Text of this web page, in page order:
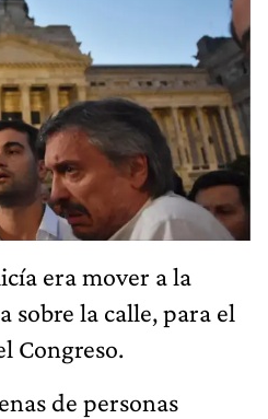
era mover a la
sobre la calle, para el
Congreso.
de personas